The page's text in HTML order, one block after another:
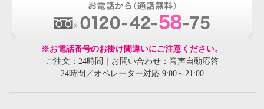
※お電話番号のお掛け間違いにご注意ください。
ご注文：24時間｜お問い合わせ：音声自動応答
24時間／オペレーター対応 9:00～21:00